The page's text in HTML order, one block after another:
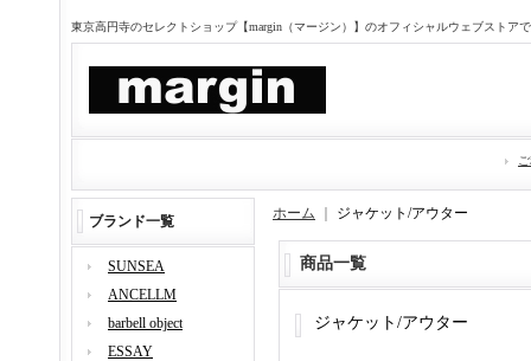
東京高円寺のセレクトショップ【margin（マージン）】のオフィシャルウェブストア
ブランド一覧
SUNSEA
ANCELLM
barbell object
ESSAY
ホーム ジャケット/アウター
商品一覧
ジャケット/アウター